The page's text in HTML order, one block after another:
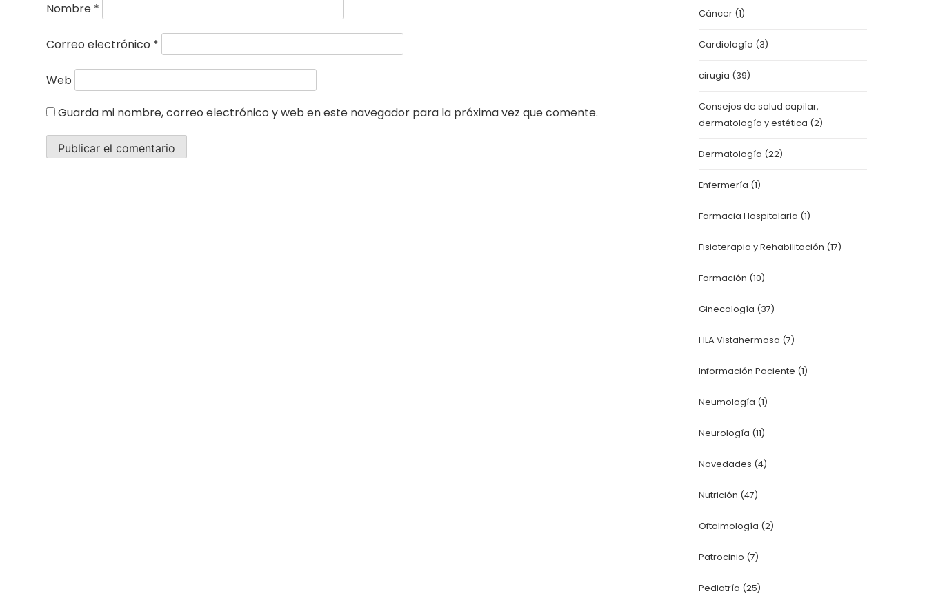
Nombre *
Correo electrónico *
Web
Guarda mi nombre, correo electrónico y web en este navegador para la próxima vez que comente.
Cáncer(1)
Cardiología (3)
cirugia (39)
Consejos de salud capilar,
dermatología y estética (2)
Dermatología (22)
Enfermería (1)
Farmacia Hospitalaria (1)
Fisioterapia y Rehabilitación (17)
Formación (10)
Ginecología (37)
HLA Vistahermosa (7)
Información Paciente (1)
Neumología (1)
Neurología (11)
Novedades (4)
Nutrición (47)
Oftalmología (2)
Patrocinio (7)
Pediatría (25)